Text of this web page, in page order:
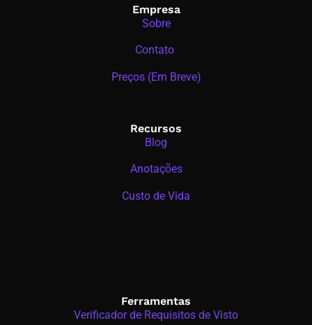
Empresa
Sobre
Contato
Preços (Em Breve)
Recursos
Blog
Anotações
Custo de Vida
Ferramentas
Verificador de Requisitos de Visto